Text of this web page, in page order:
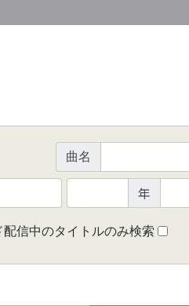
曲名
年
信中のタイトルのみ検索